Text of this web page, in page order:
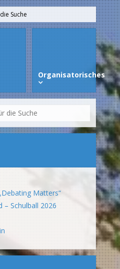
Organisatorisches
Matters“
– Schulball 2026